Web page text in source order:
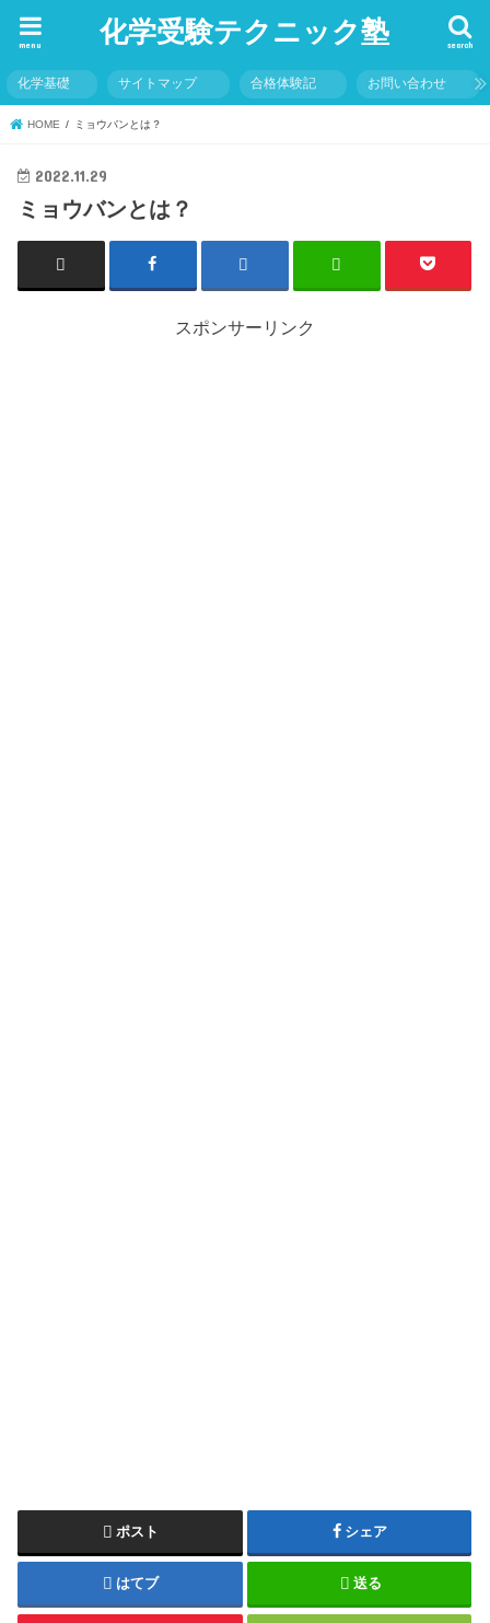
化学受験テクニック塾 search
menu
化学基礎 サイトマップ 合格体験記 お問い合わせ
HOME ミョウバンとは？
2022.11.29
ミョウバンとは？
スポンサーリンク
ポスト シェア
はてブ 送る